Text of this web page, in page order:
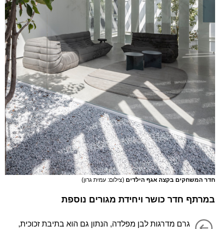
חדר המשחקים בקצה אגף הילדים (צילום: עמית גרון)
במרתף חדר כושר ויחידת מגורים נוספת
גרם מדרגות לבן מפלדה, הנתון גם הוא בתיבת זכוכית,